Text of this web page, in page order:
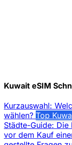
Kuwait eSIM
Kurzauswahl:
wählen? Top
Städte-Guide: Die
vor dem Kauf